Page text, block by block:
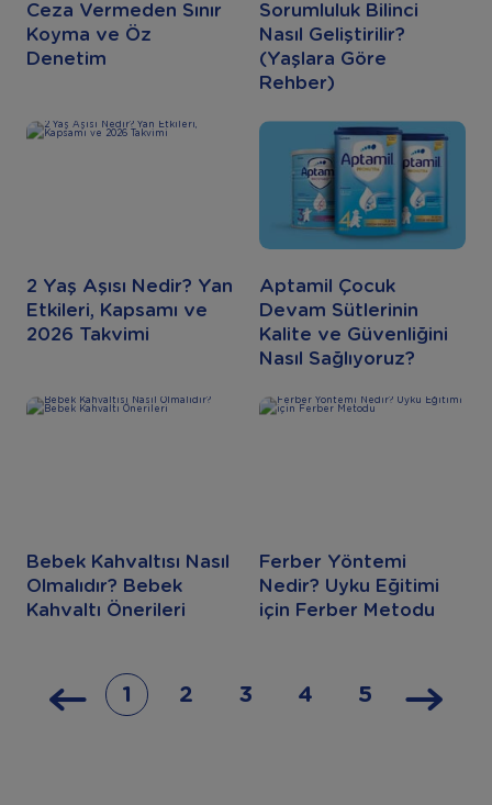
Ceza Vermeden Sınır
Koyma ve Öz
Denetim
Sorumluluk Bilinci
Nasıl Geliştirilir?
(Yaşlara Göre
Rehber)
2 Yaş Aşısı Nedir? Yan
Etkileri, Kapsamı ve
2026 Takvimi
Aptamil Çocuk
Devam Sütlerinin
Kalite ve Güvenliğini
Nasıl Sağlıyoruz?
Bebek Kahvaltısı Nasıl
Olmalıdır? Bebek
Kahvaltı Önerileri
Ferber Yöntemi
Nedir? Uyku Eğitimi
için Ferber Metodu
1 2 3 4 5